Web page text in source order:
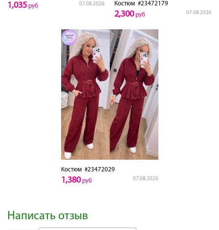
07.08.2026
1,035 руб Костюм #23472179
07.08.2026
2,300руб
Костюм#23472029
07.08.2026
1,380руб
Написать отзыв